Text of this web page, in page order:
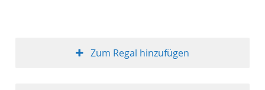
Zum Regal hinzufügen